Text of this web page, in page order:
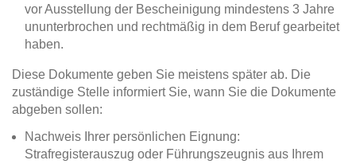
vor Ausstellung der Bescheinigung mindestens 3 Jahre
ununterbrochen und rechtmäßig in dem Beruf gearbeitet
haben.
Diese Dokumente geben Sie meistens später ab. Die
zuständige Stelle informiert Sie, wann Sie die Dokumente
abgeben sollen:
Nachweis Ihrer persönlichen Eignung:
Strafregisterauszug oder Führungszeugnis aus Ihrem